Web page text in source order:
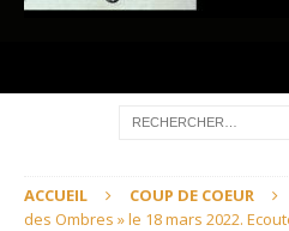
ACCUEIL COUP DE COEUR
des Ombres » le 18 mars 2022.